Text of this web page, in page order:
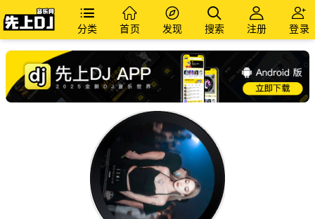
分类 首页 发现 搜索 注册 登录